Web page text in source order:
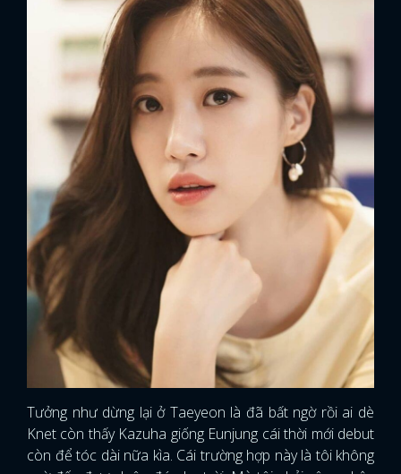
Tưởng như dừng lại ở Taeyeon là đã bất ngờ rồi ai dè
Knet còn thấy Kazuha giống Eunjung cái thời mới debut
còn để tóc dài nữa kìa. Cái trường hợp này là tôi không